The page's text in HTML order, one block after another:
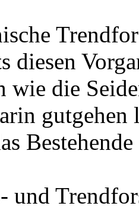
diesen
wie die
gutgehen
und